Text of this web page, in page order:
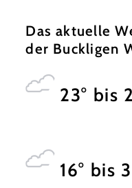
Das aktuelle
der Buckligen
23° bis
16° bis